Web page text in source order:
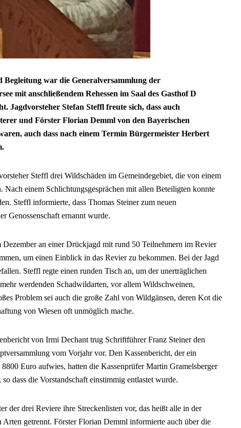
Begleitung war die Generalversammlung der
mit anschließendem Rehessen im Saal des Gasthof D
Jagdvorsteher Stefan Steffl freute sich, dass auch
und Förster Florian Demml von den Bayerischen
auch dass nach einem Termin Bürgermeister Herbert
Steffl drei Wildschäden im Gemeindegebiet, die von einem
Nach einem Schlichtungsgesprächen mit allen Beteiligten konnte
Steffl informierte, dass Thomas Steiner zum neuen
Genossenschaft ernannt wurde.
Dezember an einer Drückjagd mit rund 50 Teilnehmern im Revier
um einen Einblick in das Revier zu bekommen. Bei der Jagd
Steffl regte einen runden Tisch an, um der unerträglichen
werdenden Schadwildarten, vor allem Wildschweinen,
Problem sei auch die große Zahl von Wildgänsen, deren Kot die
von Wiesen oft unmöglich mache.
von Irmi Dechant trug Schriftführer Franz Steiner den
vom Vorjahr vor. Den Kassenbericht, der ein
Euro aufwies, hatten die Kassenprüfer Martin Gramelsberger
dass die Vorstandschaft einstimmig entlastet wurde.
der drei Reviere ihre Streckenlisten vor, das heißt alle in der
Arten getrennt. Förster Florian Demml informierte auch über die